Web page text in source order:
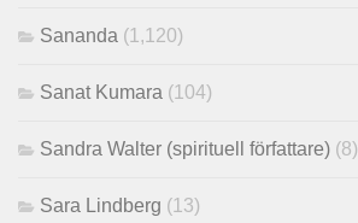
Sananda (1,120)
Sanat Kumara (104)
Sandra Walter (spirituell författare) (8)
Sara Lindberg (13)